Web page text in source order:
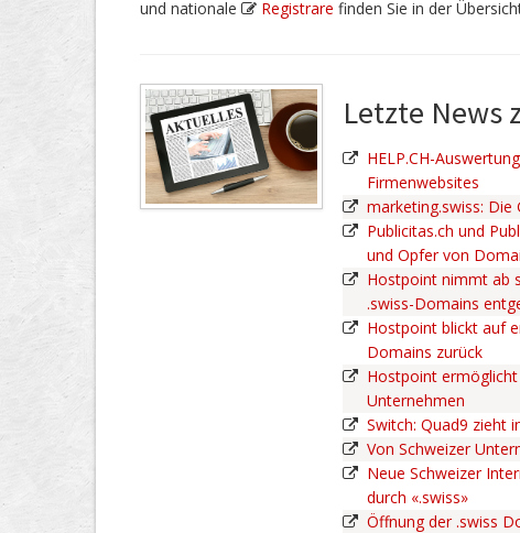
und nationale
Registrare finden Sie in der
Letzte News
HELP.CH-
Firmenwebsites
marketing.swiss: Die
Publicitas.ch und
und Opfer von
Hostpoint nimmt ab
.swiss-Domains
Hostpoint blickt auf
Domains zurück
Hostpoint
Unternehmen
Switch: Quad9 zieht
Von Schweizer
Neue Schweizer
durch «.swiss»
Öffnung der .swiss